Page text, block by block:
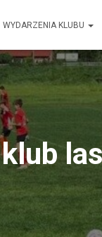
WYDARZENIA KLUBU